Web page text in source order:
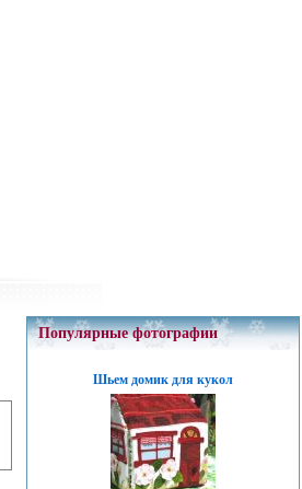
Популярные фотографии
Шьем домик для кукол